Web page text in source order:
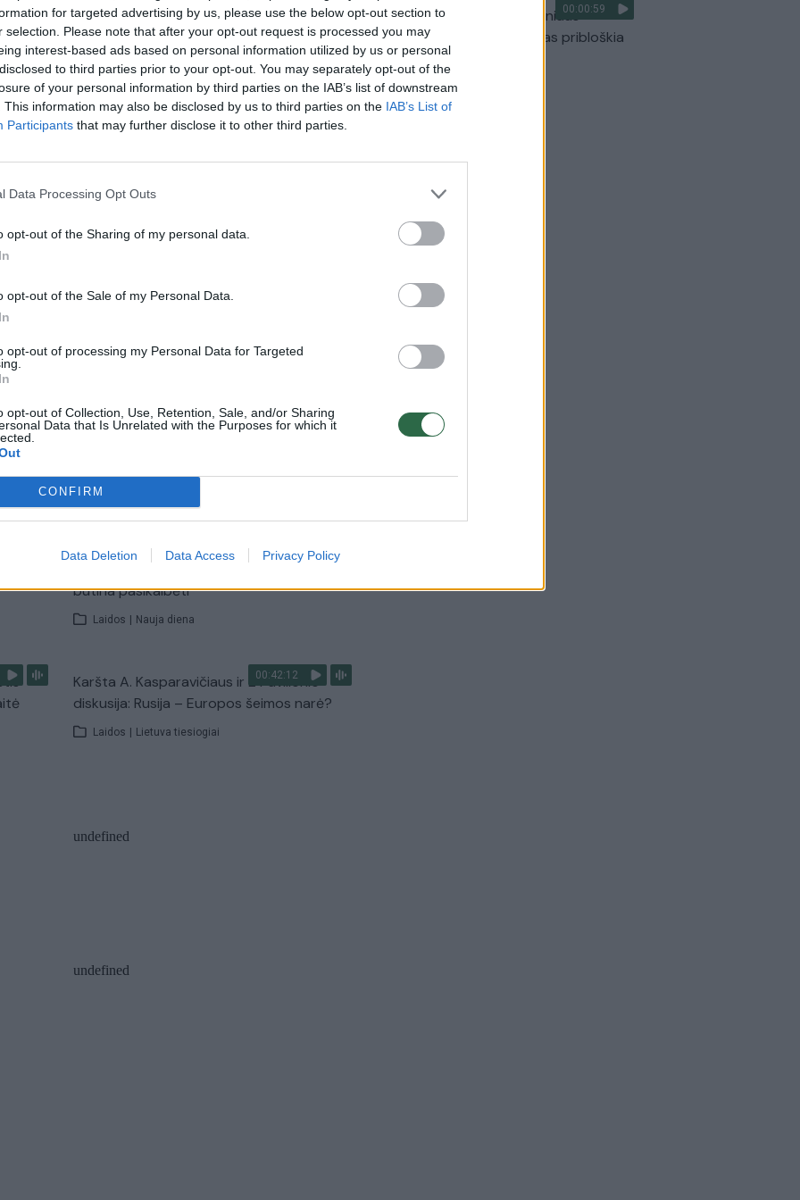
for targeted advertising by us, please use the below opt-out section to
selection. Please note that after your opt-out request is processed you may
interest-based ads based on personal information utilized by us or personal
to third parties prior to your opt-out. You may separately opt-out of the
of your personal information by third parties on the IAB’s list of downstream
This information may also be disclosed by us to third parties on the IAB’s List of
Participants that may further disclose it to other third parties.
Data Processing Opt Outs
opt-out of the Sharing of my personal data.
opt-out of the Sale of my Personal Data.
opt-out of processing my Personal Data for Targeted
opt-out of Collection, Use, Retention, Sale, and/or Sharing
Data that Is Unrelated with the Purposes for which it
CONFIRM
Data Deletion Data Access Privacy Policy
Teismas Knyga Studijos
dėl karščių pavojus dar neišnyko
Italijos: baiminamasi naujos migrantų
Ruošiantis naujiems mokslo metams –
vaikų teisių tarnybos primena: štai apie ką
būtina pasikalbėti
Laidos | Nauja diena
00:42:12
Karšta A. Kasparavičiaus ir Ž Pavilionio
diskusija: Rusija – Europos šeimos narė?
Laidos | Lietuva tiesiogiai
00:00:59
Nufilmavo, kaip patvino Vilniaus
Vakarinis aplinkkelis: vaizdas pribloškia
Žinios Lietuvos diena